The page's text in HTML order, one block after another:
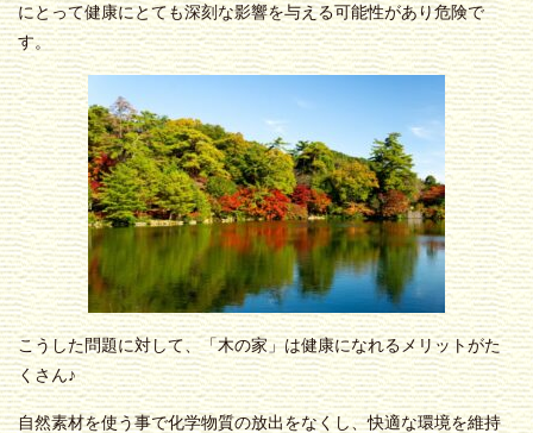
にとって健康にとても深刻な影響を与える可能性があり危険で
す。
こうした問題に対して、「木の家」は健康になれるメリットがた
くさん♪
自然素材を使う事で化学物質の放出をなくし、快適な環境を維持